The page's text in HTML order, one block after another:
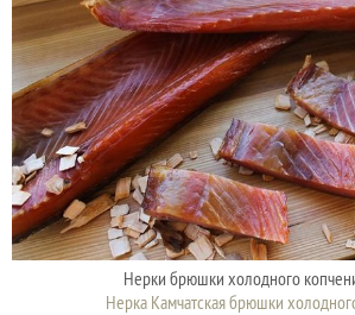
Нерки брюшки холодного
Нерка Камчатская брюшки